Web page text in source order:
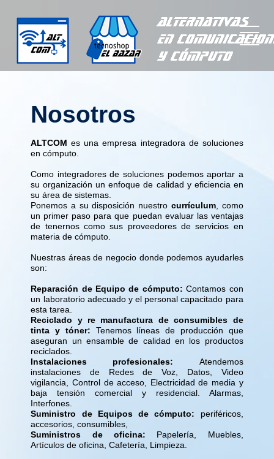
ALTCOM es una empresa integradora de soluciones
en cómputo.
Como integradores de soluciones podemos aportar a
su organización un enfoque de calidad y eficiencia en
su área de sistemas.
Ponemos a su disposición nuestro currículum, como
un primer paso para que puedan evaluar las ventajas
de tenernos como sus proveedores de servicios en
materia de cómputo.
Nuestras áreas de negocio donde podemos ayudarles
son:
Reparación de Equipo de cómputo: Contamos con
un laboratorio adecuado y el personal capacitado para
esta tarea.
Reciclado y re manufactura de consumibles de
tinta y tóner: Tenemos líneas de producción que
aseguran un ensamble de calidad en los productos
reciclados.
Instalaciones profesionales: Atendemos
instalaciones de Redes de Voz, Datos, Video
vigilancia, Control de acceso, Electricidad de media y
baja tensión comercial y residencial. Alarmas,
Interfones.
Suministro de Equipos de cómputo: periféricos,
accesorios, consumibles,
Suministros de oficina: Papelería, Muebles,
Artículos de oficina, Cafetería, Limpieza.
Nosotros